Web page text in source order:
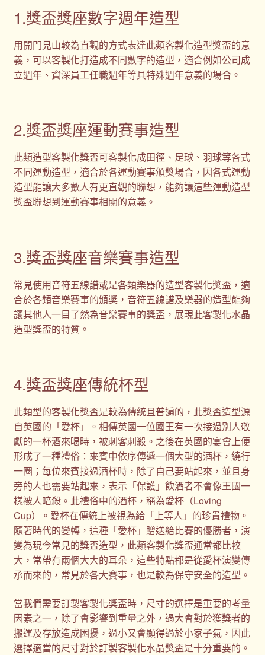
1.獎盃獎座數字週年造型
用開門見山較為直觀的方式表達此類客製化造型獎盃的意
義，可以客製化打造成不同數字的造型，適合例如公司成
立週年、資深員工任職週年等具特殊週年意義的場合。
2.獎盃獎座運動賽事造型
此類造型客製化獎盃可客製化成田徑、足球、羽球等各式
不同運動造型，適合於各運動賽事頒獎場合，因各式運動
造型能讓大多數人有更直觀的聯想，能夠讓這些運動造型
獎盃聯想到運動賽事相關的意義。
3.獎盃獎座音樂賽事造型
常見使用音符五線譜或是各類樂器的造型客製化獎盃，適
合於各類音樂賽事的頒獎，音符五線譜及樂器的造型能夠
讓其他人一目了然為音樂賽事的獎盃，展現此客製化水晶
造型獎盃的特質。
4.獎盃獎座傳統杯型
此類型的客製化獎盃是較為傳統且普遍的，此獎盃造型源
自英國的「愛杯」。相傳英國一位國王有一次接過別人敬
獻的一杯酒來喝時，被刺客刺殺。之後在英國的宴會上便
形成了一種禮俗：來賓中依序傳遞一個大型的酒杯，繞行
一圈；每位來賓接過酒杯時，除了自己要站起來，並且身
旁的人也需要站起來，表示「保護」飲酒者不會像王國一
樣被人暗殺。此禮俗中的酒杯，稱為愛杯（Loving
Cup）。愛杯在傳統上被視為給「上等人」的珍貴禮物。
隨著時代的變轉，這種「愛杯」贈送給比賽的優勝者，演
變為現今常見的獎盃造型，此類客製化獎盃通常都比較
大，常帶有兩個大大的耳朵，這些特點都是從愛杯演變傳
承而來的，常見於各大賽事，也是較為保守安全的造型。
當我們需要訂製客製化獎盃時，尺寸的選擇是重要的考量
因素之一，除了會影響到重量之外，過大會對於獲獎者的
搬運及存放造成困擾，過小又會顯得過於小家子氣，因此
選擇適當的尺寸對於訂製客製化水晶獎盃是十分重要的。